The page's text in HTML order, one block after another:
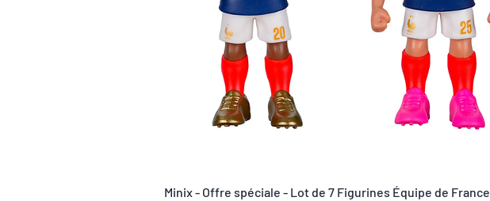
Minix - Offre spéciale - Lot de 7 Figurines Équipe de France